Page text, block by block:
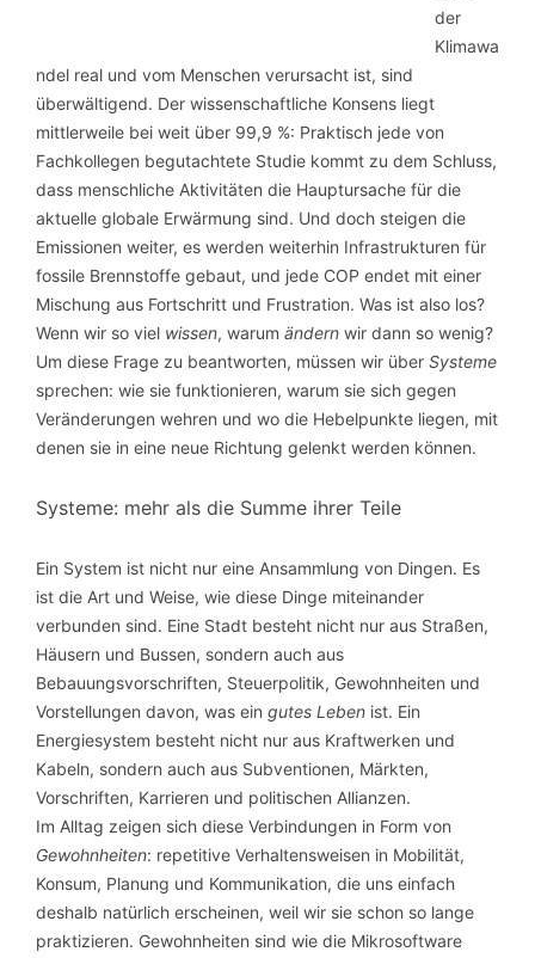
der
Klimawa
ndel real und vom Menschen verursacht ist, sind
überwältigend. Der wissenschaftliche Konsens liegt
mittlerweile bei weit über 99,9 %: Praktisch jede von
Fachkollegen begutachtete Studie kommt zu dem Schluss,
dass menschliche Aktivitäten die Hauptursache für die
aktuelle globale Erwärmung sind. Und doch steigen die
Emissionen weiter, es werden weiterhin Infrastrukturen für
fossile Brennstoffe gebaut, und jede COP endet mit einer
Mischung aus Fortschritt und Frustration. Was ist also los?
Wenn wir so viel wissen, warum ändern wir dann so wenig?
Um diese Frage zu beantworten, müssen wir über Systeme
sprechen: wie sie funktionieren, warum sie sich gegen
Veränderungen wehren und wo die Hebelpunkte liegen, mit
denen sie in eine neue Richtung gelenkt werden können.
Systeme: mehr als die Summe ihrer Teile
Ein System ist nicht nur eine Ansammlung von Dingen. Es
ist die Art und Weise, wie diese Dinge miteinander
verbunden sind. Eine Stadt besteht nicht nur aus Straßen,
Häusern und Bussen, sondern auch aus
Bebauungsvorschriften, Steuerpolitik, Gewohnheiten und
Vorstellungen davon, was ein gutes Leben ist. Ein
Energiesystem besteht nicht nur aus Kraftwerken und
Kabeln, sondern auch aus Subventionen, Märkten,
Vorschriften, Karrieren und politischen Allianzen.
Im Alltag zeigen sich diese Verbindungen in Form von
Gewohnheiten: repetitive Verhaltensweisen in Mobilität,
Konsum, Planung und Kommunikation, die uns einfach
deshalb natürlich erscheinen, weil wir sie schon so lange
praktizieren. Gewohnheiten sind wie die Mikrosoftware